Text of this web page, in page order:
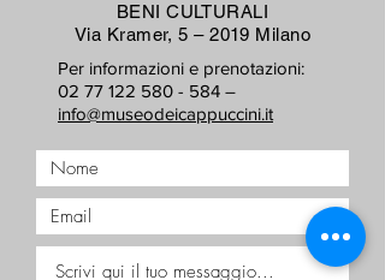
BENI CULTURALI
Via Kramer, 5 – 2019 Milano
Per informazioni e prenotazioni:
02 77 122 580 - 584 –
info@museodeicappuccini.it